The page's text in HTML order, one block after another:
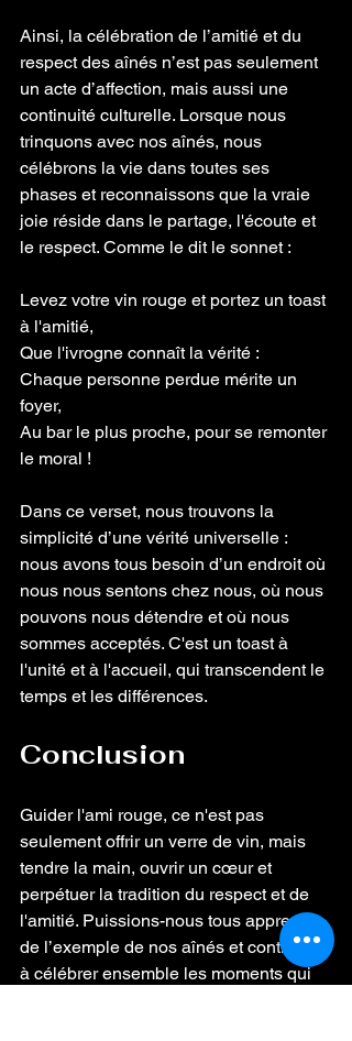
Ainsi, la célébration de l’amitié et du
respect des aînés n’est pas seulement
un acte d’affection, mais aussi une
continuité culturelle. Lorsque nous
trinquons avec nos aînés, nous
célébrons la vie dans toutes ses
phases et reconnaissons que la vraie
joie réside dans le partage, l'écoute et
le respect. Comme le dit le sonnet :
Levez votre vin rouge et portez un toast
à l'amitié,
Que l'ivrogne connaît la vérité :
Chaque personne perdue mérite un
foyer,
Au bar le plus proche, pour se remonter
le moral !
Dans ce verset, nous trouvons la
simplicité d’une vérité universelle :
nous avons tous besoin d’un endroit où
nous nous sentons chez nous, où nous
pouvons nous détendre et où nous
sommes acceptés. C'est un toast à
l'unité et à l'accueil, qui transcendent le
temps et les différences.
Conclusion
Guider l'ami rouge, ce n'est pas
seulement offrir un verre de vin, mais
tendre la main, ouvrir un cœur et
perpétuer la tradition du respect et de
l'amitié. Puissions-nous tous apprendre
de l’exemple de nos aînés et continuer
à célébrer ensemble les moments qui